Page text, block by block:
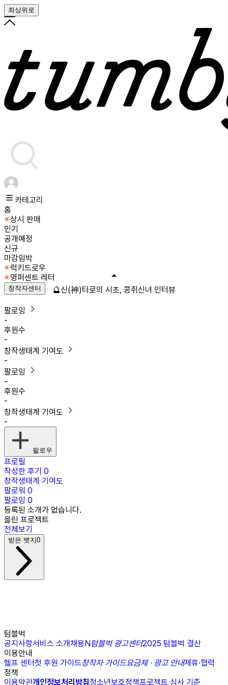
최상위로
카테고리
홈
상시 판매
인기
공개예정
신규
마감임박
럭키드로우
영퍼센트 레터
창작자센터
팔로잉
-
후원수
-
창작생태계 기여도
-
팔로잉
-
후원수
-
창작생태계 기여도
-
팔로우
프로필
작성한 후기 0
창작생태계 기여도
팔로워 0
팔로잉 0
등록된 소개가 없습니다.
올린 프로젝트
전체보기
받은 뱃지0
텀블벅
공지사항서비스 소개채용N텀블벅 광고센터2025 텀블벅 결산
이용안내
헬프 센터첫 후원 가이드창작자 가이드요금제 · 광고 안내제휴·협력
정책
이용약관개인정보처리방침청소년보호정책프로젝트 심사 기준
🔮신(神)타로의 시초, 콩쥐신녀 인터뷰